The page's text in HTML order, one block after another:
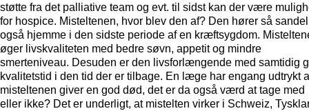
støtte fra det palliative team og evt. til sidst kan der være
for hospice. Misteltenen, hvor blev den af? Den hører så
også hjemme i den sidste periode af en kræftsygdom.
øger livskvaliteten med bedre søvn, appetit og mindre
smerteniveau. Desuden er den livsforlængende med samtidig
kvalitetstid i den tid der er tilbage. En læge har engang udtrykt
misteltenen giver en god død, det er da også værd at tage med
eller ikke? Det er underligt, at mistelten virker i Schweiz,